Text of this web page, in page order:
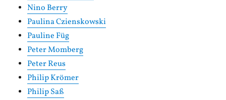
Nino Berry
Paulina Czienskowski
Pauline Füg
Peter Momberg
Peter Reus
Philip Krömer
Philip Saß